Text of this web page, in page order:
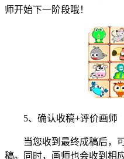
师开始下一阶段哦！
5、确认收稿+评价画师
当您收到最终成稿后，可
稿。同时，画师也会收到相